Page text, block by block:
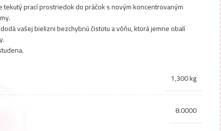
tekutý prací prostriedok do práčok s novým koncentrovaným
vašej bielizni bezchybnú čistotu a vôňu, ktorá jemne obalí
1,300 kg
8.0000